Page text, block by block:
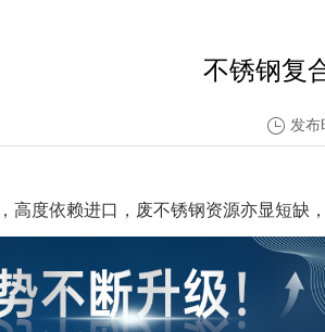
不锈钢复
发布
高度依赖进口，废不锈钢资源亦显短缺